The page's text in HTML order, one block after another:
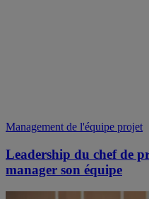
Management de l'équipe projet
Leadership du chef de
manager son équipe